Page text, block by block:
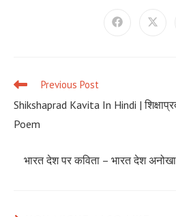
Opens Opens
Read
articles
Previous Post
Shikshaprad Kavita In Hindi |
Poem
भारत देश पर कविता – भारत देश